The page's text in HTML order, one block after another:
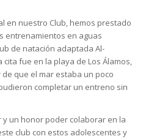
en nuestro Club, hemos prestado
entrenamientos en aguas
de natación adaptada Al-
cita fue en la playa de Los Álamos,
que el mar estaba un poco
completar un entreno sin
un honor poder colaborar en la
club con estos adolescentes y